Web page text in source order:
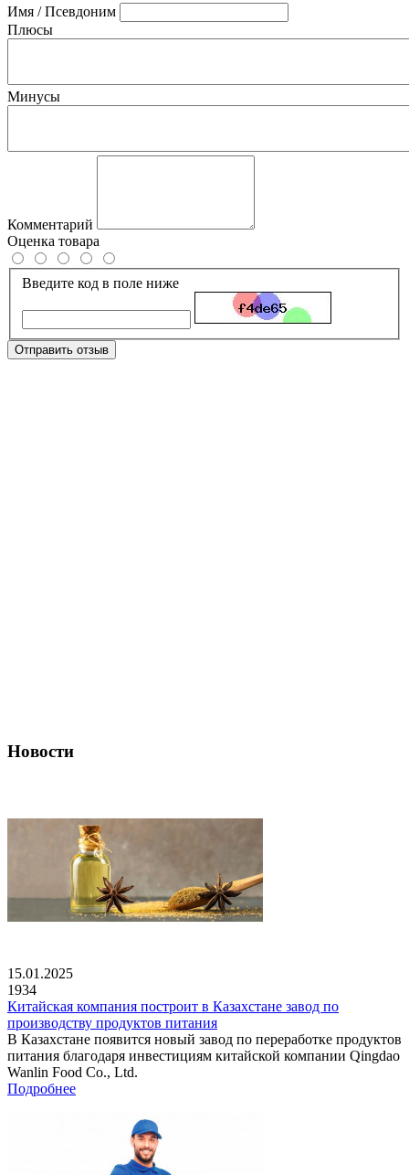
Имя / Псевдоним
Плюсы
Минусы
Комментарий
Оценка товара
Введите код в поле ниже
Отправить отзыв
Новости
15.01.2025
1934
Китайская компания построит в Казахстане завод по
производству продуктов питания
В Казахстане появится новый завод по переработке продуктов
питания благодаря инвестициям китайской компании Qingdao
Wanlin Food Co., Ltd.
Подробнее